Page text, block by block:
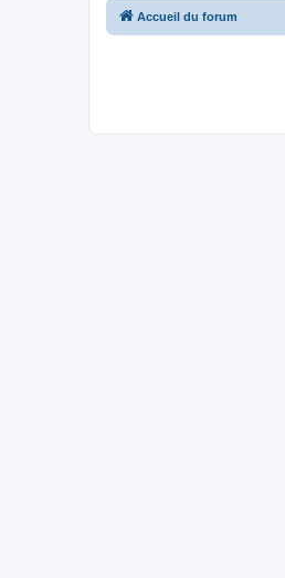
Accueil du forum